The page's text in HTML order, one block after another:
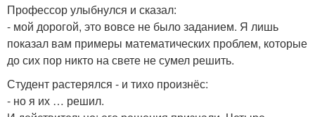
Профессор улыбнулся и сказал:
- мой дорогой, это вовсе не было заданием. Я лишь
показал вам примеры математических проблем, которые
до сих пор никто на свете не сумел решить.
Студент растерялся - и тихо произнёс:
- но я их … решил.